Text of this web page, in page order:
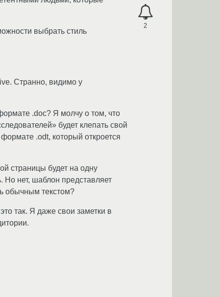
2
выбрать стиль
Странно, видимо у
.doc? Я молчу о том, что
будет клепать свой
.odt, который откроется
страницы будет на одну
Но нет, шаблон представляет
обычным текстом?
так. Я даже свои заметки в